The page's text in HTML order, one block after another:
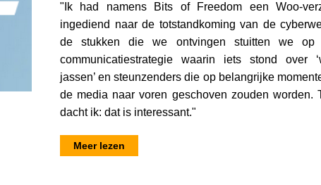
"Ik had namens Bits of Freedom een Woo-
ingediend naar de totstandkoming van de
de stukken die we ontvingen stuitten we op
communicatiestrategie waarin iets stond over
jassen’ en steunzenders die op belangrijke
de media naar voren geschoven zouden worden.
dacht ik: dat is interessant."
Meer lezen